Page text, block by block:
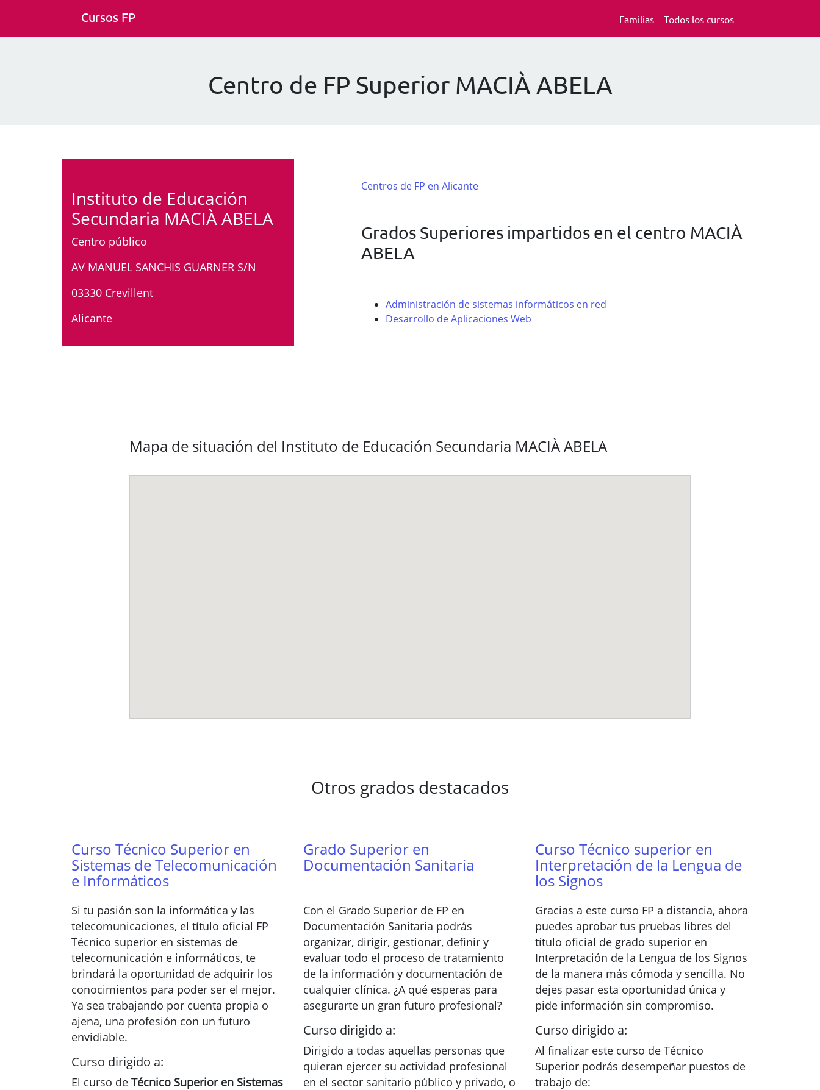
Cursos FP Familias Todos los cursos
Centro de FP Superior MACIÀ ABELA
Instituto de Educación
Secundaria MACIÀ ABELA
Centro público
AV MANUEL SANCHIS GUARNER S/N
03330 Crevillent
Alicante
Centros de FP en Alicante
Grados Superiores impartidos en el centro MACIÀ
ABELA
Administración de sistemas informáticos en red
Desarrollo de Aplicaciones Web
Mapa de situación del Instituto de Educación Secundaria MACIÀ ABELA
Otros grados destacados
Curso Técnico Superior en
Sistemas de Telecomunicación
e Informáticos
Si tu pasión son la informática y las
telecomunicaciones, el título oficial FP
Técnico superior en sistemas de
telecomunicación e informáticos, te
brindará la oportunidad de adquirir los
conocimientos para poder ser el mejor.
Ya sea trabajando por cuenta propia o
ajena, una profesión con un futuro
envidiable.
Curso dirigido a:
El curso de Técnico Superior en Sistemas
Grado Superior en
Documentación Sanitaria
Con el Grado Superior de FP en
Documentación Sanitaria podrás
organizar, dirigir, gestionar, definir y
evaluar todo el proceso de tratamiento
de la información y documentación de
cualquier clínica. ¿A qué esperas para
asegurarte un gran futuro profesional?
Curso dirigido a:
Dirigido a todas aquellas personas que
quieran ejercer su actividad profesional
en el sector sanitario público y privado, o
Curso Técnico superior en
Interpretación de la Lengua de
los Signos
Gracias a este curso FP a distancia, ahora
puedes aprobar tus pruebas libres del
título oficial de grado superior en
Interpretación de la Lengua de los Signos
de la manera más cómoda y sencilla. No
dejes pasar esta oportunidad única y
pide información sin compromiso.
Curso dirigido a:
Al finalizar este curso de Técnico
Superior podrás desempeñar puestos de
trabajo de: